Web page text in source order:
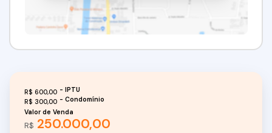
R$ 250.000,00
Valor de Venda
R$ 600,00
R$ 300,00